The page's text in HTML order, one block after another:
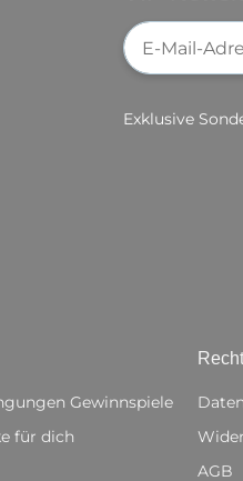
Newsletter-
Exklusive
Gewinnspiele
für dich
AGB